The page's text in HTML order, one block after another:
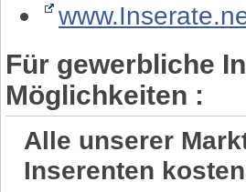
Für gewerbliche
Möglichkeiten :
Alle unserer
Inserenten